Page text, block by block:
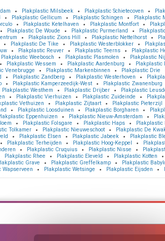
Plakplastic Milsbeek Plakplastic Schietecoven
Plakplastic Gellicum Plakplastic Schingen Plakplastic
Plakplastic Ketelhaven Plakplastic Montfort
Plakplastic De Woude Plakplastic Purmerland
Plakplastic Zions Hill Plakplastic Nettelhorst
Plakplastic De Tike Plakplastic Westerblokker
Plakplastic Reuver Plakplastic Teerns Plakplastic
Plakplastic Weebosch Plakplastic Plasmolen Plakplastic
Plakplastic Wessem Plakplastic Aardenburg Plakplastic
Venebrugge Plakplastic Markenbinnen Plakplastic Drie
Plakplastic Zandberg Plakplastic Westerhoven
Plakplastic Kamperzeedijk-West Plakplastic Zwanenburg
Plakplastic Westhem Plakplastic Drijber Plakplastic
Plakplastic Vierhuizen Plakplastic Zuideinde
Vethuizen Plakplastic Zijtaart Plakplastic Pieterzijl
Plakplastic Loosduinen Plakplastic Borgharen
Eppenhuizen Plakplastic Nieuw-Amsterdam
Plakplastic Folsgare Plakplastic Haps Plakplastic
Tolkamer Plakplastic Nieuweschoot Plakplastic De
Plakplastic Elsen Plakplastic Jabeek Plakplastic
Plakplastic Terheijden Plakplastic Hoog-Keppel
Plakplastic Cruquius Plakplastic Nisse
Plakplastic Rhee Plakplastic Eleveld Plakplastic Kotten
Grave Plakplastic Greffelkamp Plakplastic
Wapserveen Plakplastic Wetsinge Plakplastic Eijsden